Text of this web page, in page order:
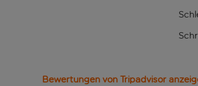
Bewertungen von Tripadvisor